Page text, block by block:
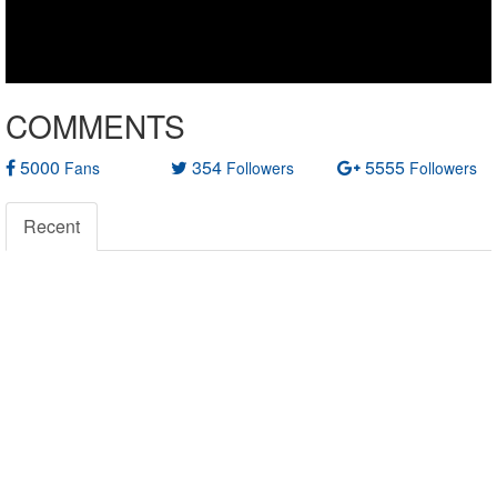
COMMENTS
5000 Fans 354 Followers 5555 Followers
Recent